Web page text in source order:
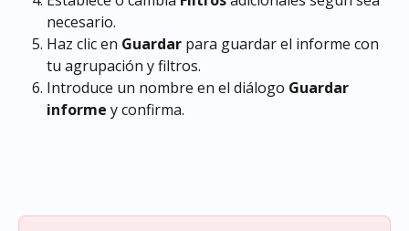
necesario.
Haz clic en Guardar para guardar el informe con
tu agrupación y filtros.
Introduce un nombre en el diálogo Guardar
informe y confirma.